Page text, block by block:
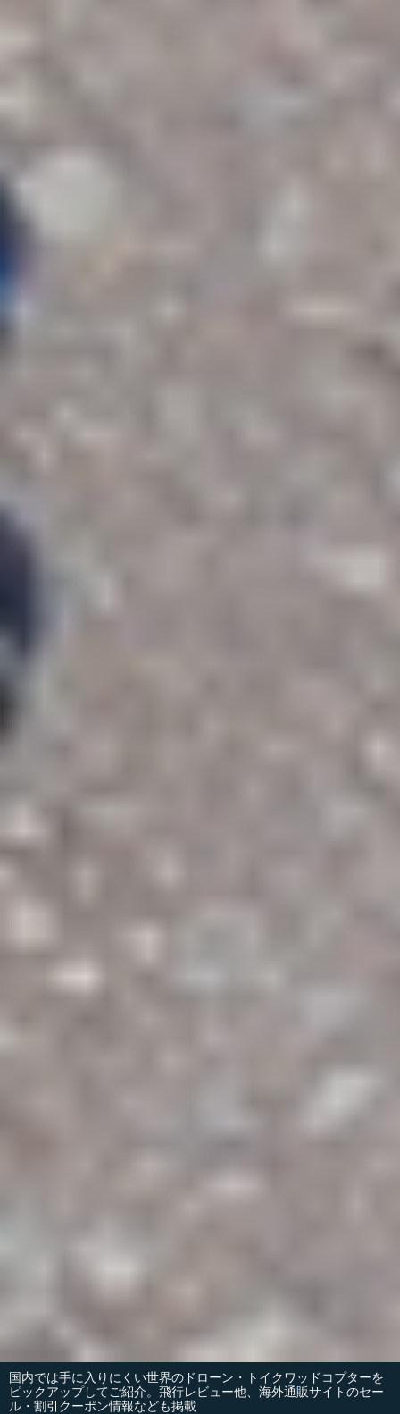
国内では手に入りにくい世界のドローン・トイクワッドコプターを
ピックアップしてご紹介。飛行レビュー他、海外通販サイトのセー
ル・割引クーポン情報なども掲載